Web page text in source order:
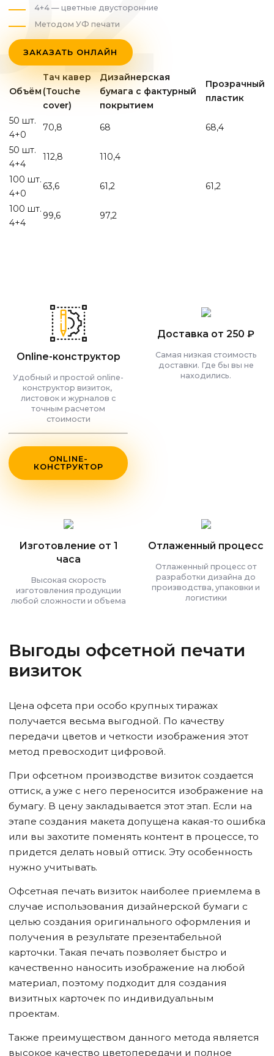
4+4 — цветные двусторонние
Методом УФ печати
ЗАКАЗАТЬ ОНЛАЙН
Объём
Тач кавер
(Touche
cover)
Дизайнерская
бумага с фактурный
покрытием
Прозрачный
пластик
50 шт.
4+0
70,8 68 68,4
50 шт.
4+4
112,8 110,4
100 шт.
4+0
63,6 61,2 61,2
100 шт.
4+4
99,6 97,2
Online-конструктор
Удобный и простой online-
конструктор визиток,
листовок и журналов с
точным расчетом
стоимости
ONLINE-
КОНСТРУКТОР
Доставка от 250 ₽
Самая низкая стоимость
доставки. Где бы вы не
находились.
Изготовление от 1
часа
Высокая скорость
изготовления продукции
любой сложности и объема
Отлаженный процесс
Отлаженный процесс от
разработки дизайна до
производства, упаковки и
логистики
Выгоды офсетной печати
визиток
Цена офсета при особо крупных тиражах
получается весьма выгодной. По качеству
передачи цветов и четкости изображения этот
метод превосходит цифровой.
При офсетном производстве визиток создается
оттиск, а уже с него переносится изображение на
бумагу. В цену закладывается этот этап. Если на
этапе создания макета допущена какая-то ошибка
или вы захотите поменять контент в процессе, то
придется делать новый оттиск. Эту особенность
нужно учитывать.
Офсетная печать визиток наиболее приемлема в
случае использования дизайнерской бумаги с
целью создания оригинального оформления и
получения в результате презентабельной
карточки. Такая печать позволяет быстро и
качественно наносить изображение на любой
материал, поэтому подходит для создания
визитных карточек по индивидуальным
проектам.
Также преимуществом данного метода является
высокое качество цветопередачи и полное